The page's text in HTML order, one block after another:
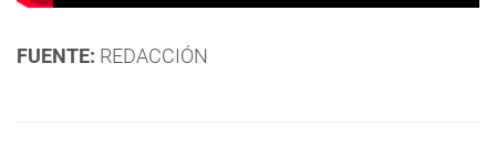
FUENTE: REDACCIÓN